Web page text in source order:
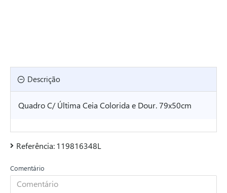
Descrição
Quadro C/ Última Ceia Colorida e Dour. 79x50cm
Referência:119816348L
Comentário